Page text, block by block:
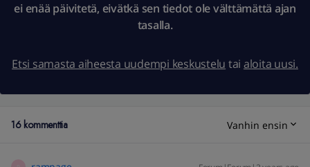
ei enää päivitetä, eivätkä sen tiedot ole välttämättä ajan
tasalla.
Etsi samasta aiheesta uudempi keskustelu tai aloita uusi.
16 kommenttia Vanhin ensin